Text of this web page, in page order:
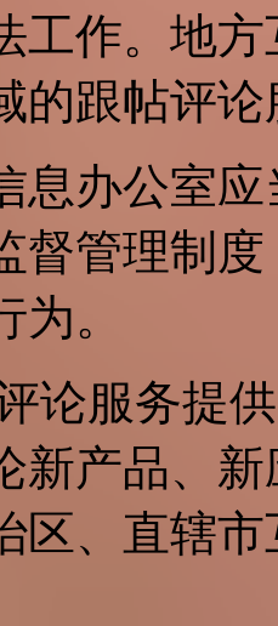
工作。地
的跟帖评
息办公室
督管理制
。
论服务提
新产品、
区、直辖